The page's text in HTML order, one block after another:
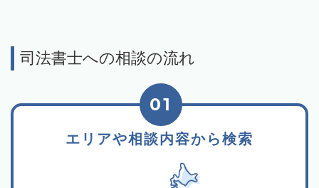
司法書士への相談の流れ
エリアや相談内容から検索
01